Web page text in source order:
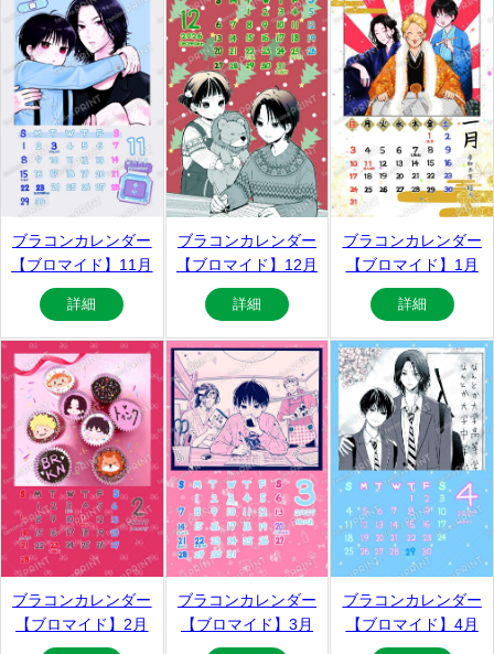
ブラコンカレンダー
【ブロマイド】11月
詳細
ブラコンカレンダー
【ブロマイド】12月
詳細
ブラコンカレンダー
【ブロマイド】1月
詳細
ブラコンカレンダー
【ブロマイド】2月
ブラコンカレンダー
【ブロマイド】3月
ブラコンカレンダー
【ブロマイド】4月